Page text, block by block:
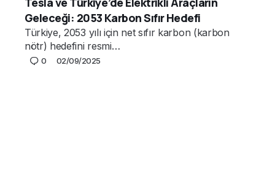
Geleceği: 2053 Karbon Sıfır Hedefi
Türkiye, 2053 yılı için net sıfır karbon (karbon
nötr) hedefini resmi…
0 02/09/2025